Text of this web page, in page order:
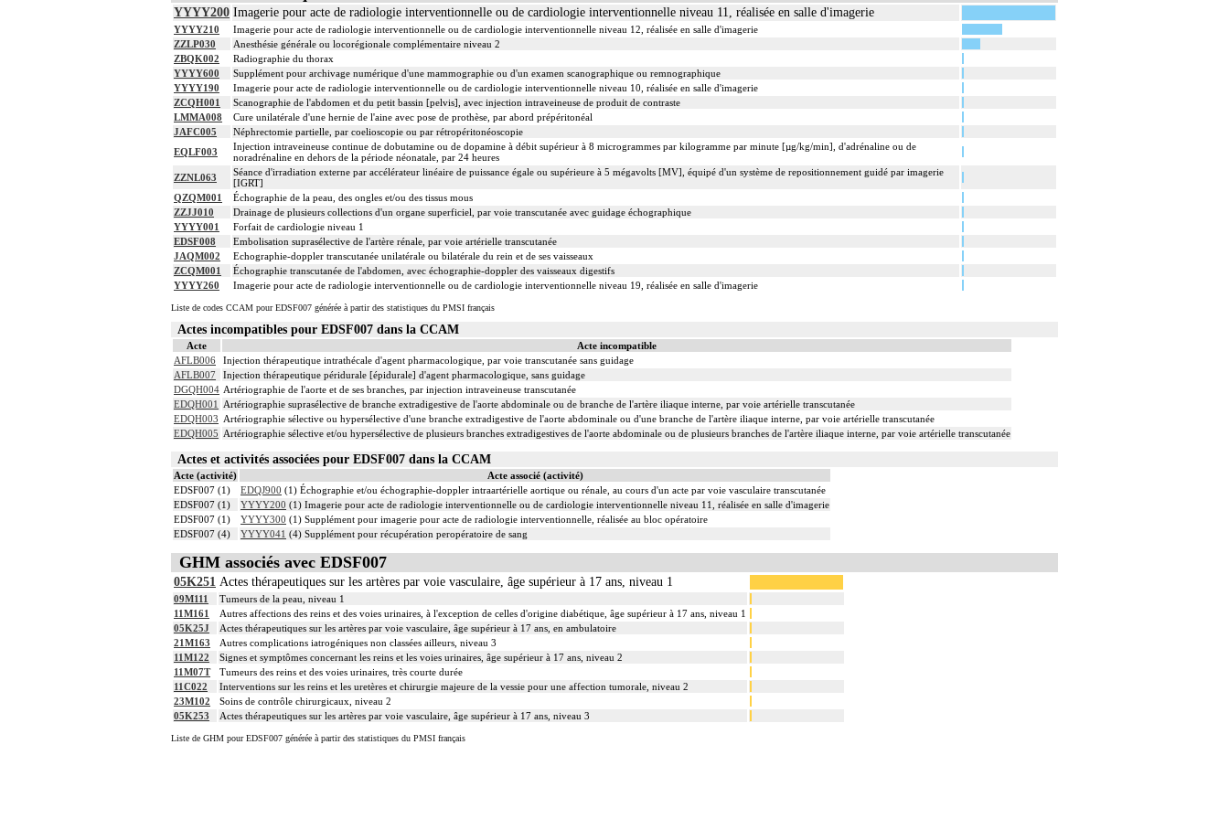
YYYY200 Imagerie pour acte de radiologie interventionnelle ou de cardiologie interventionnelle niveau 11, réalisée en salle d'imagerie
YYYY210
Imagerie pour acte de radiologie interventionnelle ou de cardiologie interventionnelle niveau 12, réalisée en salle d'imagerie
ZZLP030
Anesthésie générale ou locorégionale complémentaire niveau 2
ZBQK002
Radiographie du thorax
YYYY600
Supplément pour archivage numérique d'une mammographie ou d'un examen scanographique ou remnographique
YYYY190
Imagerie pour acte de radiologie interventionnelle ou de cardiologie interventionnelle niveau 10, réalisée en salle d'imagerie
ZCQH001
Scanographie de l'abdomen et du petit bassin [pelvis], avec injection intraveineuse de produit de contraste
LMMA008
Cure unilatérale d'une hernie de l'aine avec pose de prothèse, par abord prépéritonéal
JAFC005
Néphrectomie partielle, par coelioscopie ou par rétropéritonéoscopie
EQLF003
Injection intraveineuse continue de dobutamine ou de dopamine à débit supérieur à 8 microgrammes par kilogramme par minute [µg/kg/min], d'adrénaline ou de
noradrénaline en dehors de la période néonatale, par 24 heures
ZZNL063
Séance d'irradiation externe par accélérateur linéaire de puissance égale ou supérieure à 5 mégavolts [MV], équipé d'un système de repositionnement guidé par imagerie
[IGRT]
QZQM001
Échographie de la peau, des ongles et/ou des tissus mous
ZZJJ010
Drainage de plusieurs collections d'un organe superficiel, par voie transcutanée avec guidage échographique
YYYY001
Forfait de cardiologie niveau 1
EDSF008
Embolisation suprasélective de l'artère rénale, par voie artérielle transcutanée
JAQM002
Echographie-doppler transcutanée unilatérale ou bilatérale du rein et de ses vaisseaux
ZCQM001
Échographie transcutanée de l'abdomen, avec échographie-doppler des vaisseaux digestifs
YYYY260
Imagerie pour acte de radiologie interventionnelle ou de cardiologie interventionnelle niveau 19, réalisée en salle d'imagerie
Liste de codes CCAM pour EDSF007 générée à partir des statistiques du PMSI français
Actes incompatibles pour EDSF007 dans la CCAM
Acte
Acte incompatible
AFLB006
Injection thérapeutique intrathécale d'agent pharmacologique, par voie transcutanée sans guidage
AFLB007
Injection thérapeutique péridurale [épidurale] d'agent pharmacologique, sans guidage
DGQH004 Artériographie de l'aorte et de ses branches, par injection intraveineuse transcutanée
EDQH001 Artériographie suprasélective de branche extradigestive de l'aorte abdominale ou de branche de l'artère iliaque interne, par voie artérielle transcutanée
EDQH003 Artériographie sélective ou hypersélective d'une branche extradigestive de l'aorte abdominale ou d'une branche de l'artère iliaque interne, par voie artérielle transcutanée
EDQH005 Artériographie sélective et/ou hypersélective de plusieurs branches extradigestives de l'aorte abdominale ou de plusieurs branches de l'artère iliaque interne, par voie artérielle transcutanée
Actes et activités associées pour EDSF007 dans la CCAM
Acte (activité)
Acte associé (activité)
EDSF007 (1)
EDQJ900 (1) Échographie et/ou échographie-doppler intraartérielle aortique ou rénale, au cours d'un acte par voie vasculaire transcutanée
EDSF007 (1)
YYYY200 (1) Imagerie pour acte de radiologie interventionnelle ou de cardiologie interventionnelle niveau 11, réalisée en salle d'imagerie
EDSF007 (1)
YYYY300 (1) Supplément pour imagerie pour acte de radiologie interventionnelle, réalisée au bloc opératoire
EDSF007 (4)
YYYY041 (4) Supplément pour récupération peropératoire de sang
GHM associés avec EDSF007
05K251 Actes thérapeutiques sur les artères par voie vasculaire, âge supérieur à 17 ans, niveau 1
09M111
Tumeurs de la peau, niveau 1
11M161
Autres affections des reins et des voies urinaires, à l'exception de celles d'origine diabétique, âge supérieur à 17 ans, niveau 1
05K25J
Actes thérapeutiques sur les artères par voie vasculaire, âge supérieur à 17 ans, en ambulatoire
21M163
Autres complications iatrogéniques non classées ailleurs, niveau 3
11M122
Signes et symptômes concernant les reins et les voies urinaires, âge supérieur à 17 ans, niveau 2
11M07T
Tumeurs des reins et des voies urinaires, très courte durée
11C022
Interventions sur les reins et les uretères et chirurgie majeure de la vessie pour une affection tumorale, niveau 2
23M102
Soins de contrôle chirurgicaux, niveau 2
05K253
Actes thérapeutiques sur les artères par voie vasculaire, âge supérieur à 17 ans, niveau 3
Liste de GHM pour EDSF007 générée à partir des statistiques du PMSI français